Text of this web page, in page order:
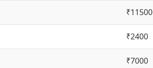
₹11500
₹2400
₹7000